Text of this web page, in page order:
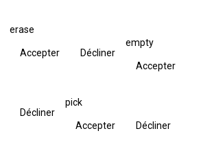
erase
Accepter Décliner
empty
Accepter
Décliner
pick
Accepter Décliner